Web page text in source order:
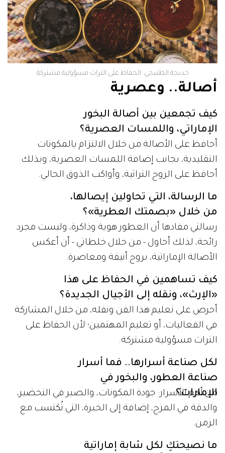
خديجة الطنيجي: الحفاظ على التراث مسؤولية مشتركة
أصالة.. وعصرية
كيف تجمعين بين أصالة البخور
الإماراتي، واللمسات العصرية؟
أحافظ على الأصالة من خلال الالتزام بالمكونات
التقليدية، بجانب إضافة اللمسات العصرية، وبذلك
أحافظ على الروح التراثية، وأواكب الذوق الحالي.
ما الرسالة، التي تحاولين إيصالها،
من خلال «بصمتك العطرية»؟
رسالتي مفادها أن العطور هوية وذاكرة، وليست مجرد
رائحة، لذلك أحاول - من خلال خلطاتي - أن أعكس
الأصالة الإماراتية، بروح أنيقة ومعاصرة.
كيف تساهمين في الحفاظ على هذا
«الإرث»، ونقله إلى الأجيال الجديدة؟
أحرص على تعليم هذا الفن ونقله، من خلال المشاركة
في الفعاليات، أو تعليم المهتمين؛ لأن الحفاظ على
التراث مسؤولية مشتركة.
لكل صناعة أسرارها.. فما أسرار
صناعة العطور، والبخور في
الإمارات؟
من أهم الأسرار: جودة المكونات، والصبر في التحضير،
والدقة في المزج، إضافة إلى الخبرة، التي تُكتسب مع
الزمن.
ما نصيحتكِ لكل شابة إماراتية